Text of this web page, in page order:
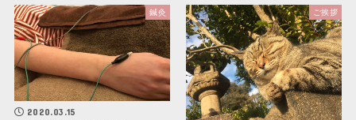
鍼灸
2020.03.15
ご挨拶